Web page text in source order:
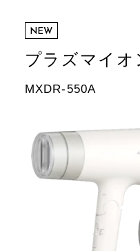
プラズマイ
MXDR-550A